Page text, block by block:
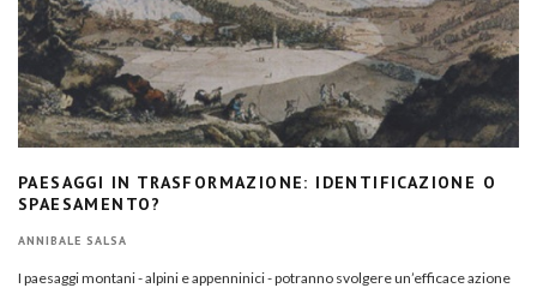
PAESAGGI IN TRASFORMAZIONE: IDENTIFICAZIONE O
SPAESAMENTO?
ANNIBALE SALSA
I paesaggi montani - alpini e appenninici - potranno svolgere un’efficace azione